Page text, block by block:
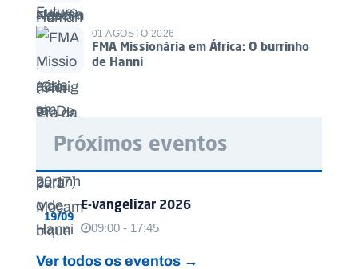
01 AGOSTO 2026
FMA Missionária em África: O burrinho
de Hanni
Próximos eventos
19/09
E-vangelizar 2026
09:00 - 17:45
Ver todos os eventos →